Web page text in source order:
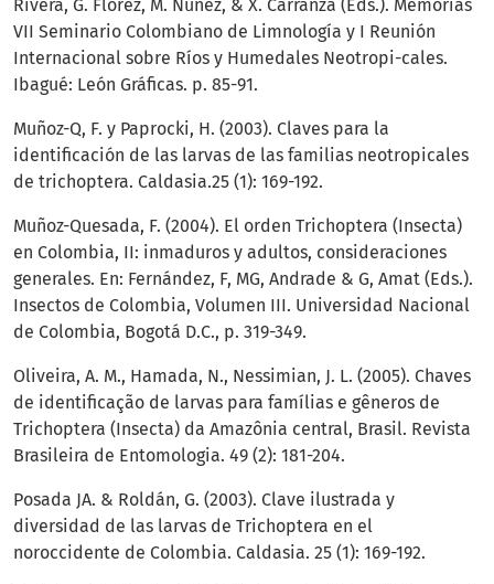
Rivera, G. Flórez, M. Núñez, & X. Carranza (Eds.). Memorias
VII Seminario Colombiano de Limnología y I Reunión
Internacional sobre Ríos y Humedales Neotropi-cales.
Ibagué: León Gráficas. p. 85-91.
Muñoz-Q, F. y Paprocki, H. (2003). Claves para la
identificación de las larvas de las familias neotropicales
de trichoptera. Caldasia.25 (1): 169-192.
Muñoz-Quesada, F. (2004). El orden Trichoptera (Insecta)
en Colombia, II: inmaduros y adultos, consideraciones
generales. En: Fernández, F, MG, Andrade & G, Amat (Eds.).
Insectos de Colombia, Volumen III. Universidad Nacional
de Colombia, Bogotá D.C., p. 319-349.
Oliveira, A. M., Hamada, N., Nessimian, J. L. (2005). Chaves
de identificação de larvas para famílias e gêneros de
Trichoptera (Insecta) da Amazônia central, Brasil. Revista
Brasileira de Entomologia. 49 (2): 181-204.
Posada JA. & Roldán, G. (2003). Clave ilustrada y
diversidad de las larvas de Trichoptera en el
noroccidente de Colombia. Caldasia. 25 (1): 169-192.